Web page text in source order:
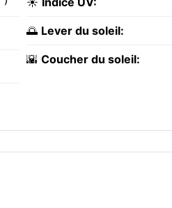
🌅 Lever du soleil:
🌇 Coucher du soleil: